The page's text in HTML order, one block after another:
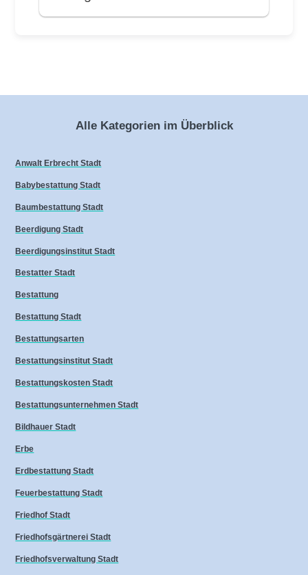
Alle Kategorien im Überblick
Anwalt Erbrecht Stadt
Babybestattung Stadt
Baumbestattung Stadt
Beerdigung Stadt
Beerdigungsinstitut Stadt
Bestatter Stadt
Bestattung
Bestattung Stadt
Bestattungsarten
Bestattungsinstitut Stadt
Bestattungskosten Stadt
Bestattungsunternehmen Stadt
Bildhauer Stadt
Erbe
Erdbestattung Stadt
Feuerbestattung Stadt
Friedhof Stadt
Friedhofsgärtnerei Stadt
Friedhofsverwaltung Stadt